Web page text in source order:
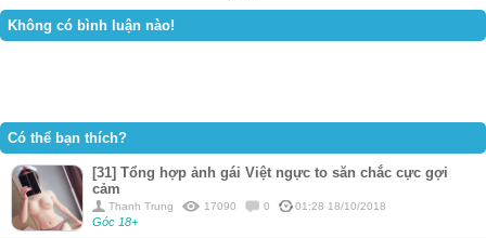
Không có bình luận nào!
Có thể bạn thích?
[31] Tổng hợp ảnh gái Việt ngực to săn chắc cực gợi
cảm
Thanh Trung 17090 0 01:28 18/10/2018
Góc 18+